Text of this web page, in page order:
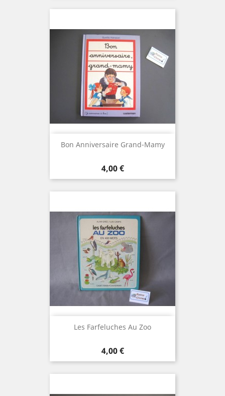
Bon Anniversaire Grand-Mamy
Prix
4,00 €
Les Farfeluches Au Zoo
Prix
4,00 €